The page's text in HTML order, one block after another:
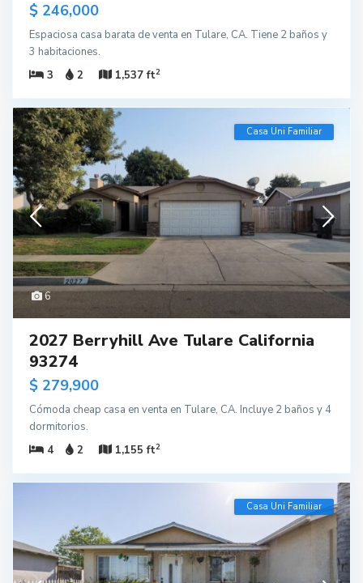
$ 246,000
Espaciosa casa barata de venta en Tulare, CA. Tiene 2 baños y
3 habitaciones.
3
2 1,537 ft2
6
Casa Uni Familiar
2027 Berryhill Ave Tulare California
93274
$ 279,900
Cómoda cheap casa en venta en Tulare, CA. Incluye 2 baños y 4
dormitorios.
4
2 1,155 ft2
Casa Uni Familiar